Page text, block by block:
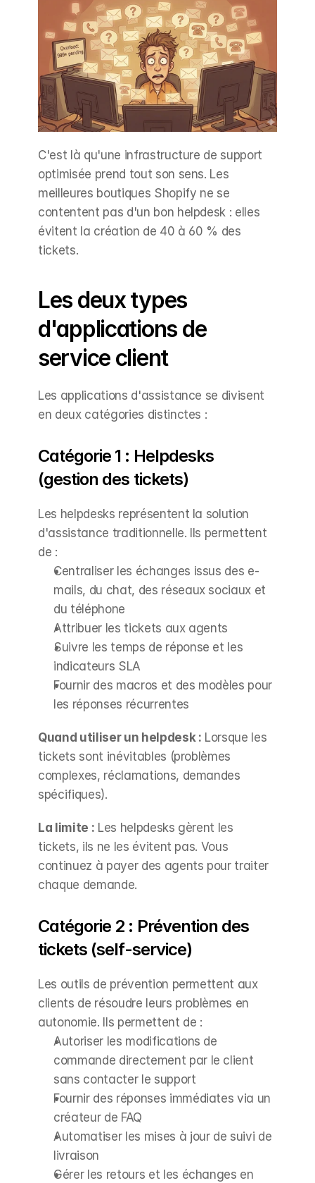
C'est là qu'une infrastructure de support
optimisée prend tout son sens. Les
meilleures boutiques Shopify ne se
contentent pas d'un bon helpdesk : elles
évitent la création de 40 à 60 % des
tickets.
Les deux types
d'applications de
service client
Les applications d'assistance se divisent
en deux catégories distinctes :
Catégorie 1 : Helpdesks
(gestion des tickets)
Les helpdesks représentent la solution
d'assistance traditionnelle. Ils permettent
de :
Centraliser les échanges issus des e-
mails, du chat, des réseaux sociaux et
du téléphone
Attribuer les tickets aux agents
Suivre les temps de réponse et les
indicateurs SLA
Fournir des macros et des modèles pour
les réponses récurrentes
Quand utiliser un helpdesk : Lorsque les
tickets sont inévitables (problèmes
complexes, réclamations, demandes
spécifiques).
La limite : Les helpdesks gèrent les
tickets, ils ne les évitent pas. Vous
continuez à payer des agents pour traiter
chaque demande.
Catégorie 2 : Prévention des
tickets (self-service)
Les outils de prévention permettent aux
clients de résoudre leurs problèmes en
autonomie. Ils permettent de :
Autoriser les modifications de
commande directement par le client
sans contacter le support
Fournir des réponses immédiates via un
créateur de FAQ
Automatiser les mises à jour de suivi de
livraison
Gérer les retours et les échanges en